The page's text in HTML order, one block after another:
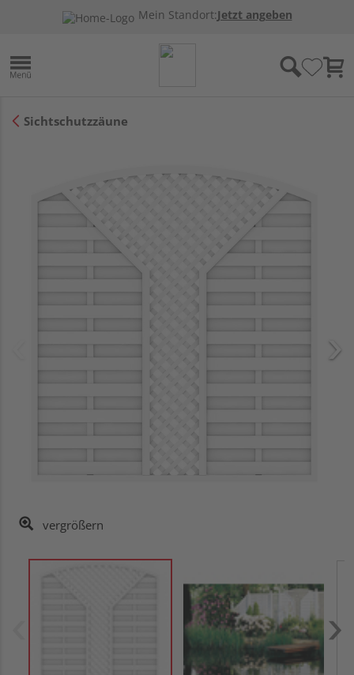
Mein Standort:Jetzt angeben
Sichtschutzzäune
vergrößern